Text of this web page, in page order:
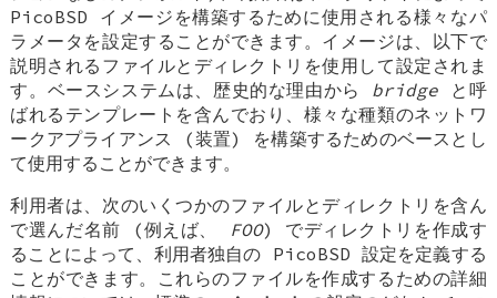
PicoBSD イメージを構築するために使用される様々なパ
ラメータを設定することができます。イメージは、以下で
説明されるファイルとディレクトリを使用して設定されま
す。ベースシステムは、歴史的な理由から bridge と呼
ばれるテンプレートを含んでおり、様々な種類のネットワ
ークアプライアンス (装置) を構築するためのベースとし
て使用することができます。
利用者は、次のいくつかのファイルとディレクトリを含ん
で選んだ名前 (例えば、
FOO) でディレクトリを作成す
ることによって、利用者独自の PicoBSD 設定を定義する
ことができます。これらのファイルを作成するための詳細